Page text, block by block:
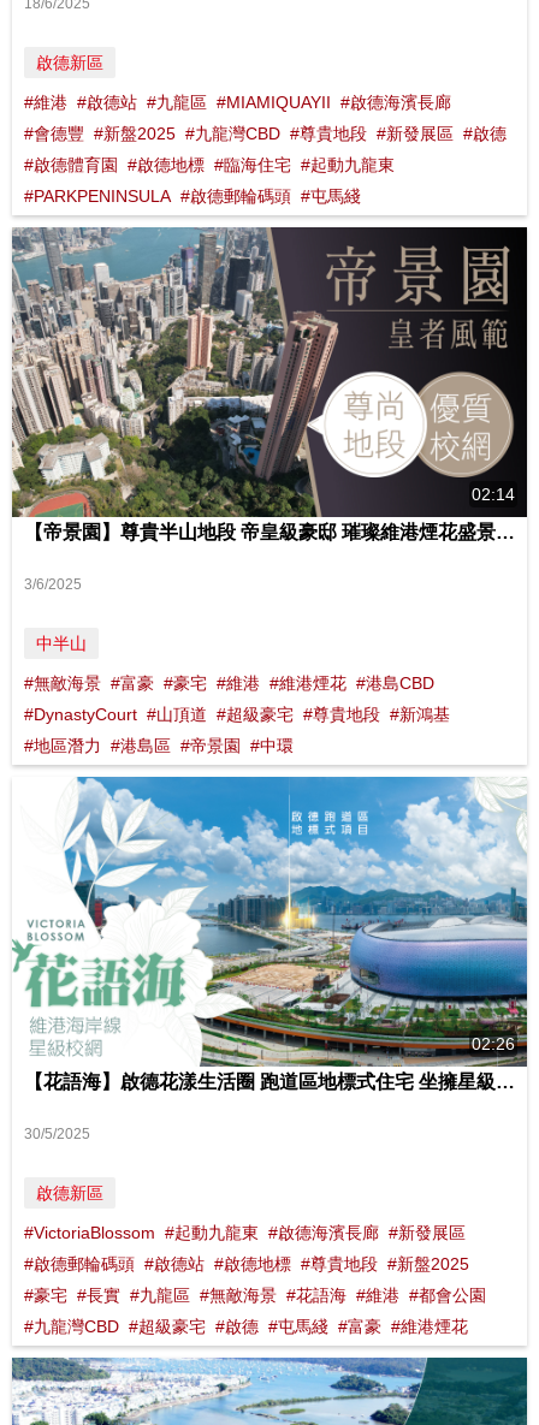
18/6/2025
啟德新區
#維港 #啟德站 #九龍區 #MIAMIQUAYII #啟德海濱長廊
#會德豐 #新盤2025 #九龍灣CBD #尊貴地段 #新發展區 #啟德
#啟德體育園
#啟德地標 #臨海住宅 #起動九龍東
#PARKPENINSULA #啟德郵輪碼頭 #屯馬綫
02:14
【帝景園】尊貴半山地段 帝皇級豪邸 璀璨維港煙花盛景 影片來源 : FINANCE 730
3/6/2025
中半山
#無敵海景 #富豪 #豪宅 #維港 #維港煙花 #港島CBD
#DynastyCourt #山頂道 #超級豪宅 #尊貴地段 #新鴻基
#地區潛力
#港島區 #帝景園 #中環
02:26
【花語海】啟德花漾生活圈 跑道區地標式住宅 坐擁星級名校交通網 影片來源 : FINANCE 730
30/5/2025
啟德新區
#VictoriaBlossom #起動九龍東 #啟德海濱長廊 #新發展區
#啟德郵輪碼頭 #啟德站 #啟德地標 #尊貴地段 #新盤2025
#豪宅 #長實 #九龍區 #無敵海景 #花語海 #維港 #都會公園
#九龍灣CBD #超級豪宅 #啟德 #屯馬綫 #富豪 #維港煙花